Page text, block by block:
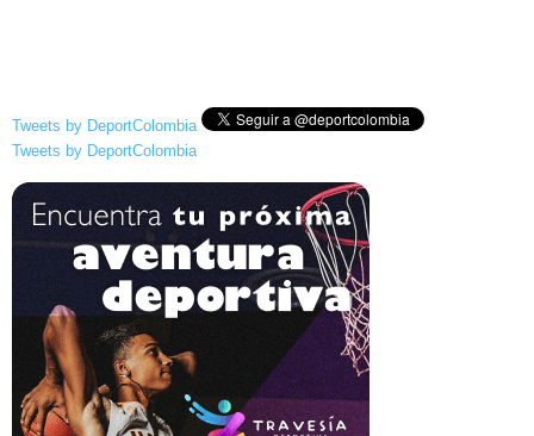
Tweets by DeportColombia
Tweets by DeportColombia